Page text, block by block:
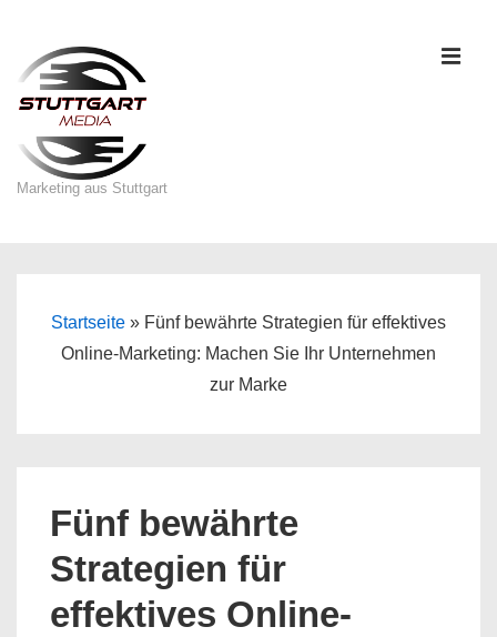
Inhalt
Marketing aus Stuttgart
Startseite » Fünf bewährte Strategien für effektives
Online-Marketing: Machen Sie Ihr Unternehmen
zur Marke
Fünf bewährte
Strategien für
effektives Online-